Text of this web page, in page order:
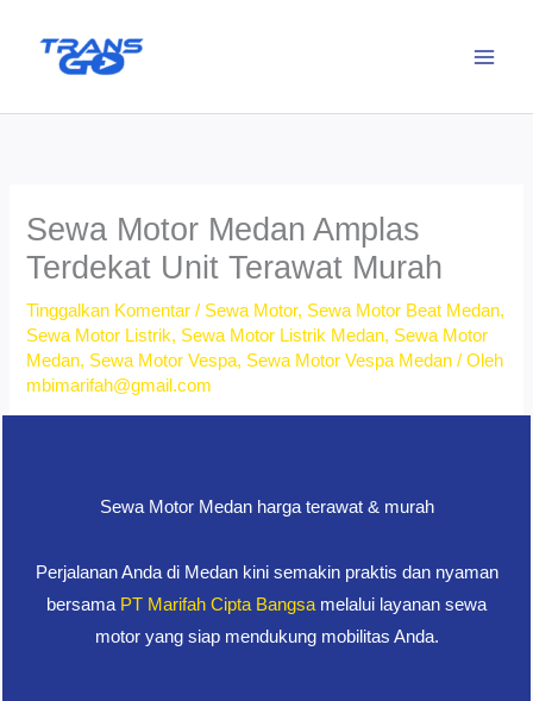
Sewa Motor Medan Amplas
Terdekat Unit Terawat Murah
Tinggalkan Komentar / Sewa Motor, Sewa Motor Beat Medan,
Sewa Motor Listrik, Sewa Motor Listrik Medan, Sewa Motor
Medan, Sewa Motor Vespa, Sewa Motor Vespa Medan / Oleh
mbimarifah@gmail.com
Sewa Motor Medan harga terawat & murah
Perjalanan Anda di Medan kini semakin praktis dan nyaman
bersama PT Marifah Cipta Bangsa melalui layanan sewa
motor yang siap mendukung mobilitas Anda.